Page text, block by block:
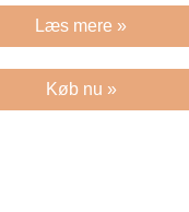
Læs mere »
Køb nu »